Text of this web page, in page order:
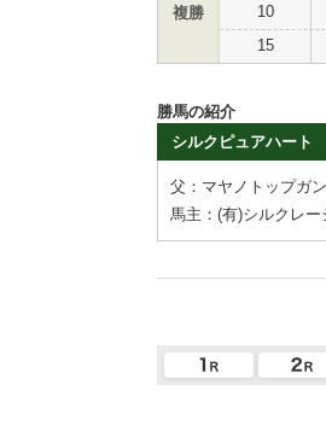
複勝 10
15
勝馬の紹介
シルクピュアハート
父：マヤノトップガン
馬主：(有)シルクレー